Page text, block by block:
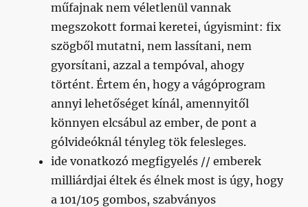
műfajnak nem véletlenül vannak
megszokott formai keretei, úgyismint: fix
szögből mutatni, nem lassítani, nem
gyorsítani, azzal a tempóval, ahogy
történt. Értem én, hogy a vágóprogram
annyi lehetőséget kínál, amennyitől
könnyen elcsábul az ember, de pont a
gólvideóknál tényleg tök felesleges.
ide vonatkozó megfigyelés // emberek
milliárdjai éltek és élnek most is úgy, hogy
a 101/105 gombos, szabványos